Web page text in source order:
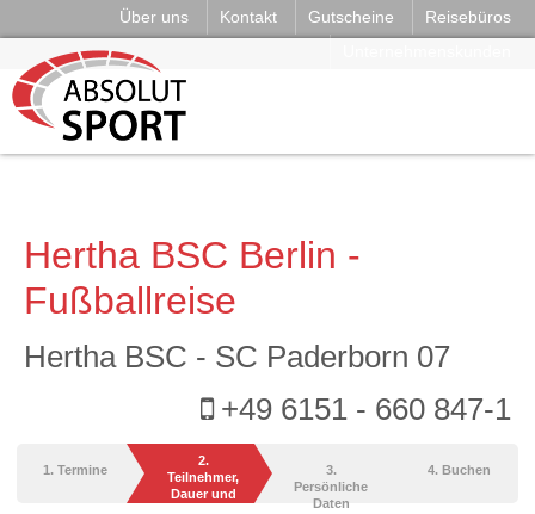
Über uns Kontakt Gutscheine
Reisebüros
Hertha BSC Berlin -
Fußballreise
Hertha BSC - SC Paderborn 07
+49 6151 - 660 847-1
1. Termine
2.
Teilnehmer,
Dauer und
3.
Persönliche
Daten
4. Buchen